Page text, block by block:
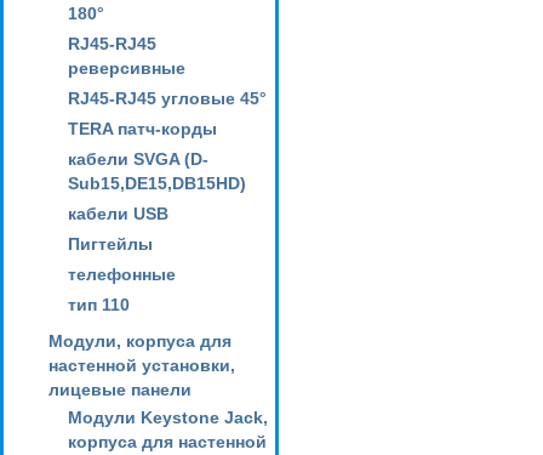
180°
RJ45-RJ45
реверсивные
RJ45-RJ45 угловые 45°
TERA патч-корды
кабели SVGA (D-
Sub15,DE15,DB15HD)
кабели USB
Пигтейлы
телефонные
тип 110
Модули, корпуса для
настенной установки,
лицевые панели
Модули Keystone Jack,
корпуса для настенной